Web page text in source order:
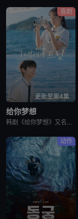
喜剧
更新至第4集
给你梦想
韩剧《给你梦想》又名：Dream For You,그대에게 드림，讲述了：该剧是一部浪漫喜剧，讲述了连一个梦想都无所畏惧的十几岁，被现实挡住而受挫的二十几岁，像变成那样的大人的三十几岁的记者李载与一个
动作